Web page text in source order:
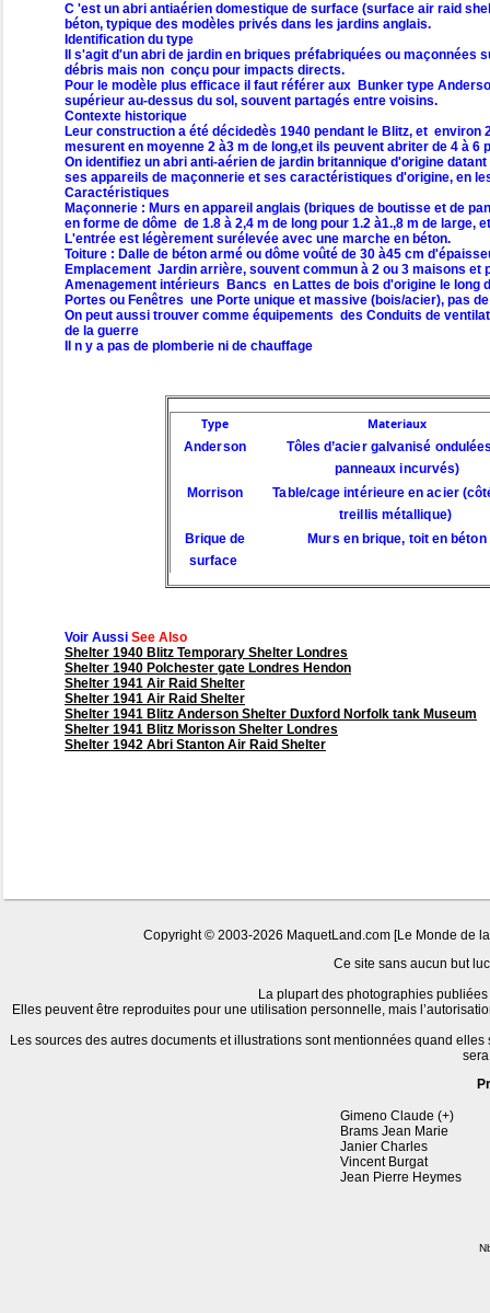
C 'est un abri antiaérien domestique de surface (surface air raid
béton, typique des modèles privés dans les jardins anglais.
Identification du type
Il s'agit d'un abri de jardin en briques préfabriquées ou
débris mais non conçu pour impacts directs.
Pour le modèle plus efficace il faut référer aux Bunker type
supérieur au-dessus du sol, souvent partagés entre voisins.
Contexte historique
Leur construction a été décidedès 1940 pendant le Blitz, et
mesurent en moyenne 2 à3 m de long,et ils peuvent abriter de 4 à
On identifiez un abri anti-aérien de jardin britannique d'origine
ses appareils de maçonnerie et ses caractéristiques d'origine, en
Caractéristiques
Maçonnerie : Murs en appareil anglais (briques de boutisse et de
en forme de dôme de 1.8 à 2,4 m de long pour 1.2 à1.,8 m de large,
L'entrée est légèrement surélevée avec une marche en béton.
Toiture : Dalle de béton armé ou dôme voûté de 30 à45 cm
Emplacement Jardin arrière, souvent commun à 2 ou 3 maisons
Amenagement intérieurs Bancs en Lattes de bois d'origine le
Portes ou Fenêtres une Porte unique et massive (bois/acier), pas
On peut aussi trouver comme équipements des Conduits de
de la guerre
Il n y a pas de plomberie ni de chauffage
Type
Materiaux
Anderson
Tôles d’acier galvanisé
panneaux incurvés)
Morrison
Table/cage intérieure en acier
treillis métallique)
Brique de
surface
Murs en brique, toit en béton
Voir Aussi See Also
Shelter 1940 Blitz Temporary Shelter Londres
Shelter 1940 Polchester gate Londres Hendon
Shelter 1941 Air Raid Shelter
Shelter 1941 Air Raid Shelter
Shelter 1941 Blitz Anderson Shelter Duxford Norfolk tank Museum
Shelter 1941 Blitz Morisson Shelter Londres
Shelter 1942 Abri Stanton Air Raid Shelter
Copyright © 2003-2026 MaquetLand.com [Le Monde de
Ce site sans aucun but
La plupart des photographies
Elles peuvent être reproduites pour une utilisation personnelle, mais
Les sources des autres documents et illustrations sont mentionnées quand
Gimeno Claude (+)
Brams Jean Marie
Janier Charles
Vincent Burgat
Jean Pierre Heymes